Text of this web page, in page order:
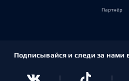
Партнёр
Подписывайся и следи за нами